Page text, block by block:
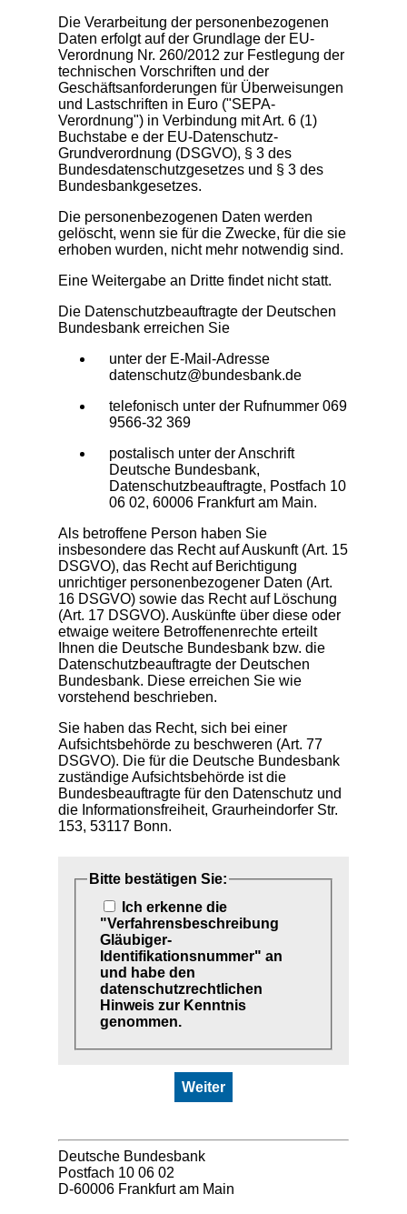
Die Verarbeitung der personenbezogenen
Daten erfolgt auf der Grundlage der EU-
Verordnung Nr. 260/2012 zur Festlegung der
technischen Vorschriften und der
Geschäftsanforderungen für Überweisungen
und Lastschriften in Euro ("SEPA-
Verordnung") in Verbindung mit Art. 6 (1)
Buchstabe e der EU-Datenschutz-
Grundverordnung (DSGVO), § 3 des
Bundesdatenschutzgesetzes und § 3 des
Bundesbankgesetzes.
Die personenbezogenen Daten werden
gelöscht, wenn sie für die Zwecke, für die sie
erhoben wurden, nicht mehr notwendig sind.
Eine Weitergabe an Dritte findet nicht statt.
Die Datenschutzbeauftragte der Deutschen
Bundesbank erreichen Sie
unter der E-Mail-Adresse
datenschutz@bundesbank.de
telefonisch unter der Rufnummer 069
9566-32 369
postalisch unter der Anschrift
Deutsche Bundesbank,
Datenschutzbeauftragte, Postfach 10
06 02, 60006 Frankfurt am Main.
Als betroffene Person haben Sie
insbesondere das Recht auf Auskunft (Art. 15
DSGVO), das Recht auf Berichtigung
unrichtiger personenbezogener Daten (Art.
16 DSGVO) sowie das Recht auf Löschung
(Art. 17 DSGVO). Auskünfte über diese oder
etwaige weitere Betroffenenrechte erteilt
Ihnen die Deutsche Bundesbank bzw. die
Datenschutzbeauftragte der Deutschen
Bundesbank. Diese erreichen Sie wie
vorstehend beschrieben.
Sie haben das Recht, sich bei einer
Aufsichtsbehörde zu beschweren (Art. 77
DSGVO). Die für die Deutsche Bundesbank
zuständige Aufsichtsbehörde ist die
Bundesbeauftragte für den Datenschutz und
die Informationsfreiheit, Graurheindorfer Str.
153, 53117 Bonn.
Bitte bestätigen Sie:
Ich erkenne die
"Verfahrensbeschreibung
Gläubiger-
Identifikationsnummer" an
und habe den
datenschutzrechtlichen
Hinweis zur Kenntnis
genommen.
Weiter
Deutsche Bundesbank
Postfach 10 06 02
D-60006 Frankfurt am Main